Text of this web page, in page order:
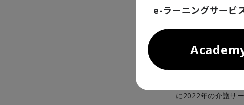
このところ、特定
を除くと、通常の最
割以上の業種で特
も制度の再検討は
職業ごとに特定最低
に 2022年の介護サ
e-ラーニングサービ